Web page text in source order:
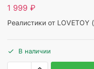
1 999 ₽
Реалистики от
В наличии